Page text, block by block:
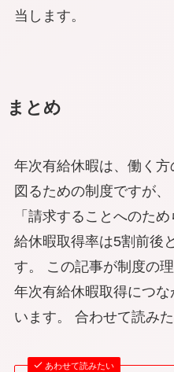
当します。
まとめ
年次有給休暇は、働く
図るための制度ですが
「請求することへのた
給休暇取得率は5割前後
す。 この記事が制度の
年次有給休暇取得につ
います。 合わせて読み
あわせて読みたい